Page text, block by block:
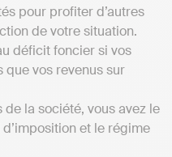
pour profiter d’autres
de votre situation.
déficit foncier si vos
que vos revenus sur
la société, vous avez le
et le régime